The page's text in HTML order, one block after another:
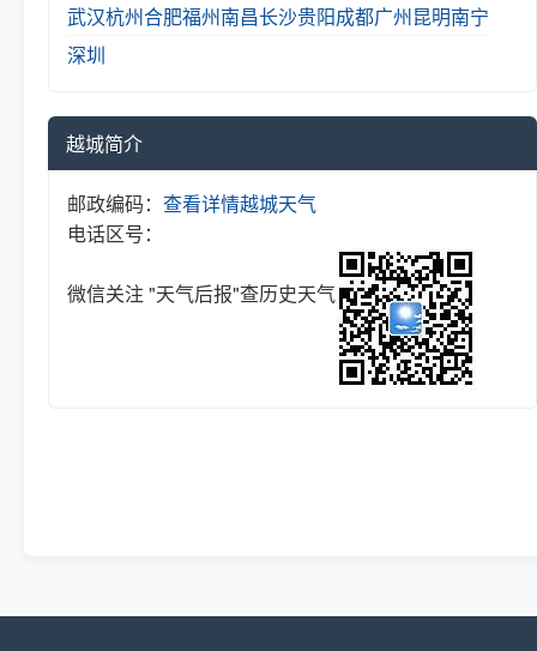
武汉杭州合肥福州南昌长沙贵阳成都广州昆明南宁
深圳
越城简介
邮政编码：
电话区号：
查看详情越城天气
微信关注 "天气后报"查历史天气